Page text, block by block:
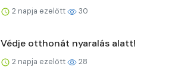
2 napja ezelőtt 30
Védje otthonát nyaralás alatt!
2 napja ezelőtt 28